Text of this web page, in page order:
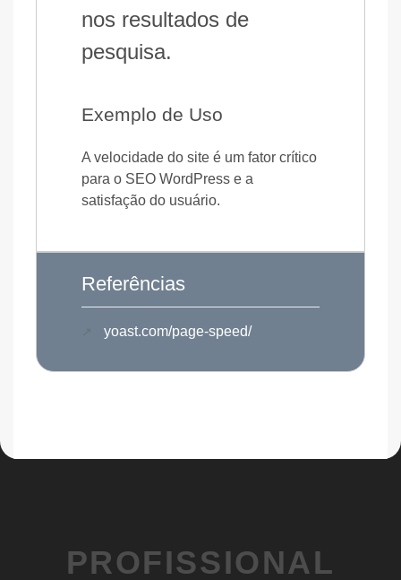
nos resultados de
pesquisa.
Exemplo de Uso
A velocidade do site é um fator crítico
para o SEO WordPress e a
satisfação do usuário.
Referências
yoast.com/page-speed/
PROFISSIONAL